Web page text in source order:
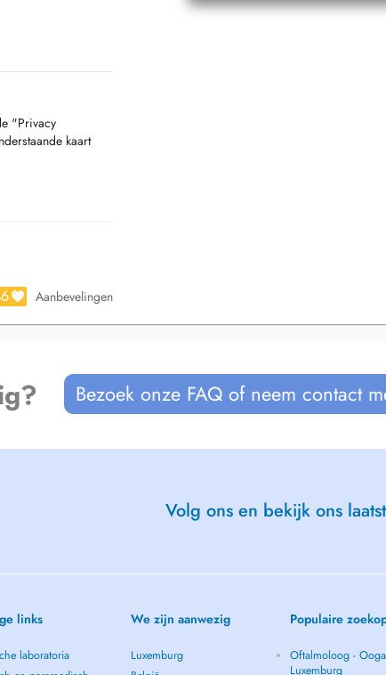
"Privacy
kaart
Aanbevelingen
Bezoek onze FAQ of neem contact
Volg ons en bekijk ons
links
laboratoria
We zijn aanwezig
Luxemburg
Populaire
Oftalmoloog -
Luxemburg